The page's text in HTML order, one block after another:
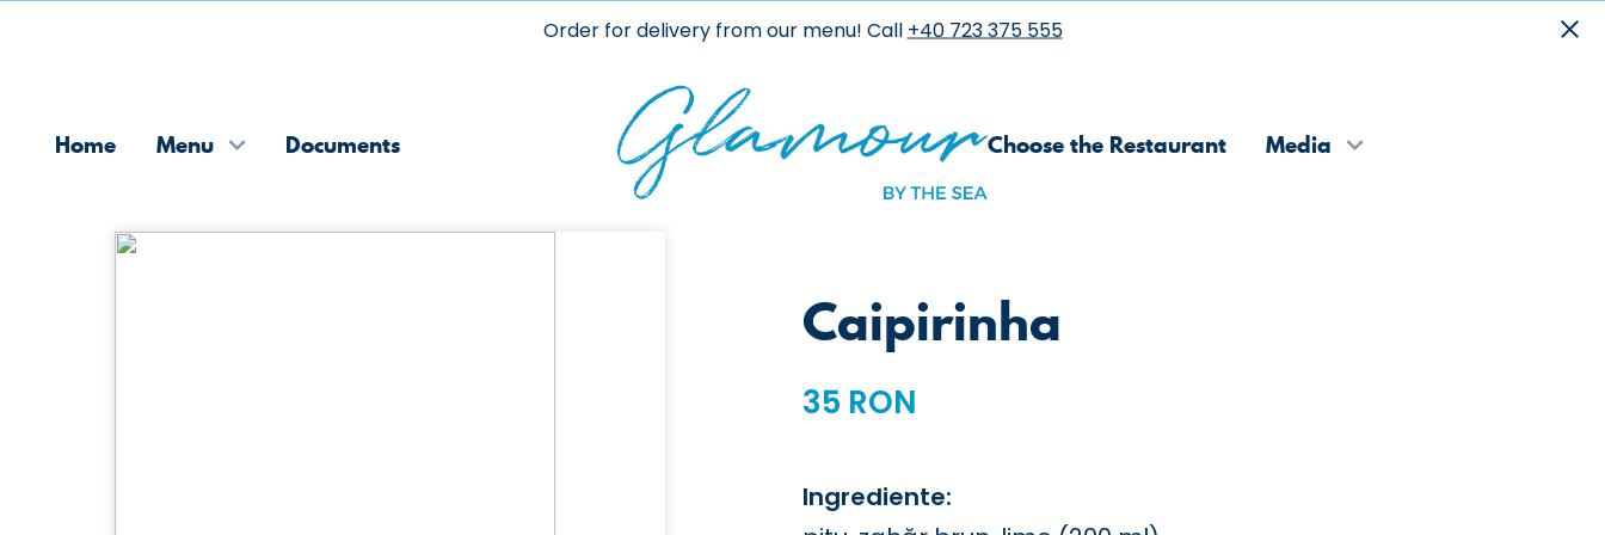
Order for delivery from our menu! Call +40 723 375 555
Home Menu Documents Choose the Restaurant Media
Caipirinha
35 RON
Ingrediente: